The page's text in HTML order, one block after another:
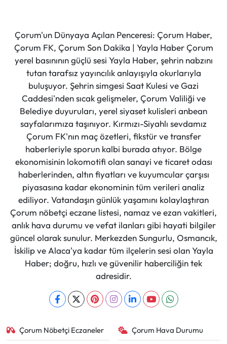
Çorum'un Dünyaya Açılan Penceresi: Çorum Haber,
Çorum FK, Çorum Son Dakika | Yayla Haber Çorum
yerel basınının güçlü sesi Yayla Haber, şehrin nabzını
tutan tarafsız yayıncılık anlayışıyla okurlarıyla
buluşuyor. Şehrin simgesi Saat Kulesi ve Gazi
Caddesi'nden sıcak gelişmeler, Çorum Valiliği ve
Belediye duyuruları, yerel siyaset kulisleri anbean
sayfalarımıza taşınıyor. Kırmızı-Siyahlı sevdamız
Çorum FK'nın maç özetleri, fikstür ve transfer
haberleriyle sporun kalbi burada atıyor. Bölge
ekonomisinin lokomotifi olan sanayi ve ticaret odası
haberlerinden, altın fiyatları ve kuyumcular çarşısı
piyasasına kadar ekonominin tüm verileri analiz
ediliyor. Vatandaşın günlük yaşamını kolaylaştıran
Çorum nöbetçi eczane listesi, namaz ve ezan vakitleri,
anlık hava durumu ve vefat ilanları gibi hayati bilgiler
güncel olarak sunulur. Merkezden Sungurlu, Osmancık,
İskilip ve Alaca'ya kadar tüm ilçelerin sesi olan Yayla
Haber; doğru, hızlı ve güvenilir haberciliğin tek
adresidir.
Çorum Nöbetçi Eczaneler Çorum Hava Durumu